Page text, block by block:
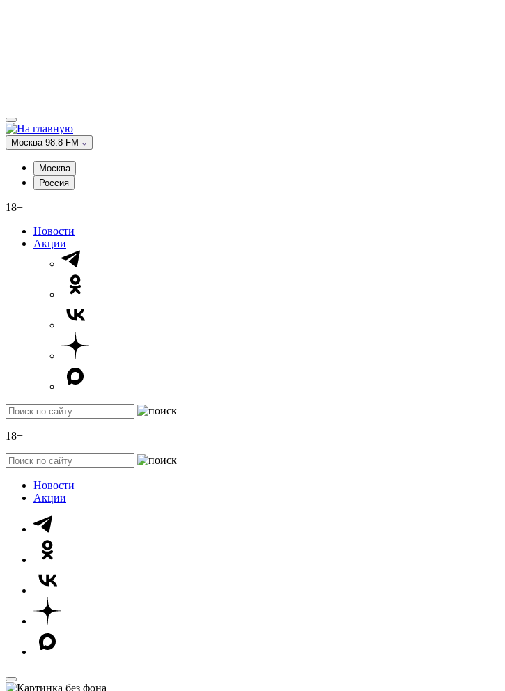
Москва 98.8 FM
Москва
Россия
18+
Новости
Акции
18+
Новости
Акции